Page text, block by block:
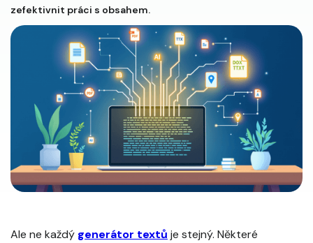
zefektivnit práci s obsahem.
Ale ne každý generátor textů je stejný. Některé